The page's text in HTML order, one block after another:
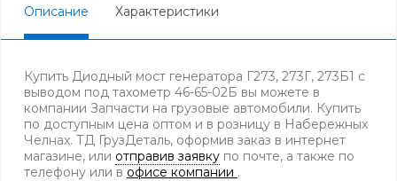
Описание Характеристики
Купить Диодный мост генератора Г273, 273Г, 273Б1 с
выводом под тахометр 46-65-02Б вы можете в
компании Запчасти на грузовые автомобили. Купить
по доступным цена оптом и в розницу в Набережных
Челнах. ТД ГрузДеталь, оформив заказ в интернет
магазине, или отправив заявку по почте, а также по
телефону или в офисе компании .